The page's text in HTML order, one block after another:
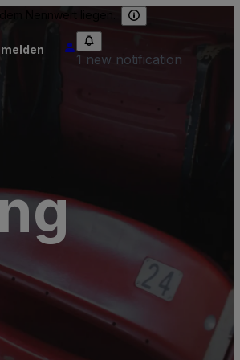
Nennwert liegen.
1 new notification